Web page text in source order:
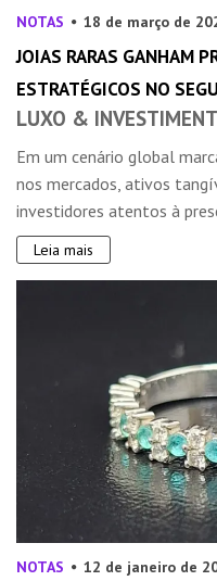
NOTAS 18 de março de
JOIAS RARAS GANHAM
ESTRATÉGICOS NO
LUXO &
Em um cenário global
nos mercados, ativos
investidores atentos à
Leia mais
NOTAS 12 de janeiro de